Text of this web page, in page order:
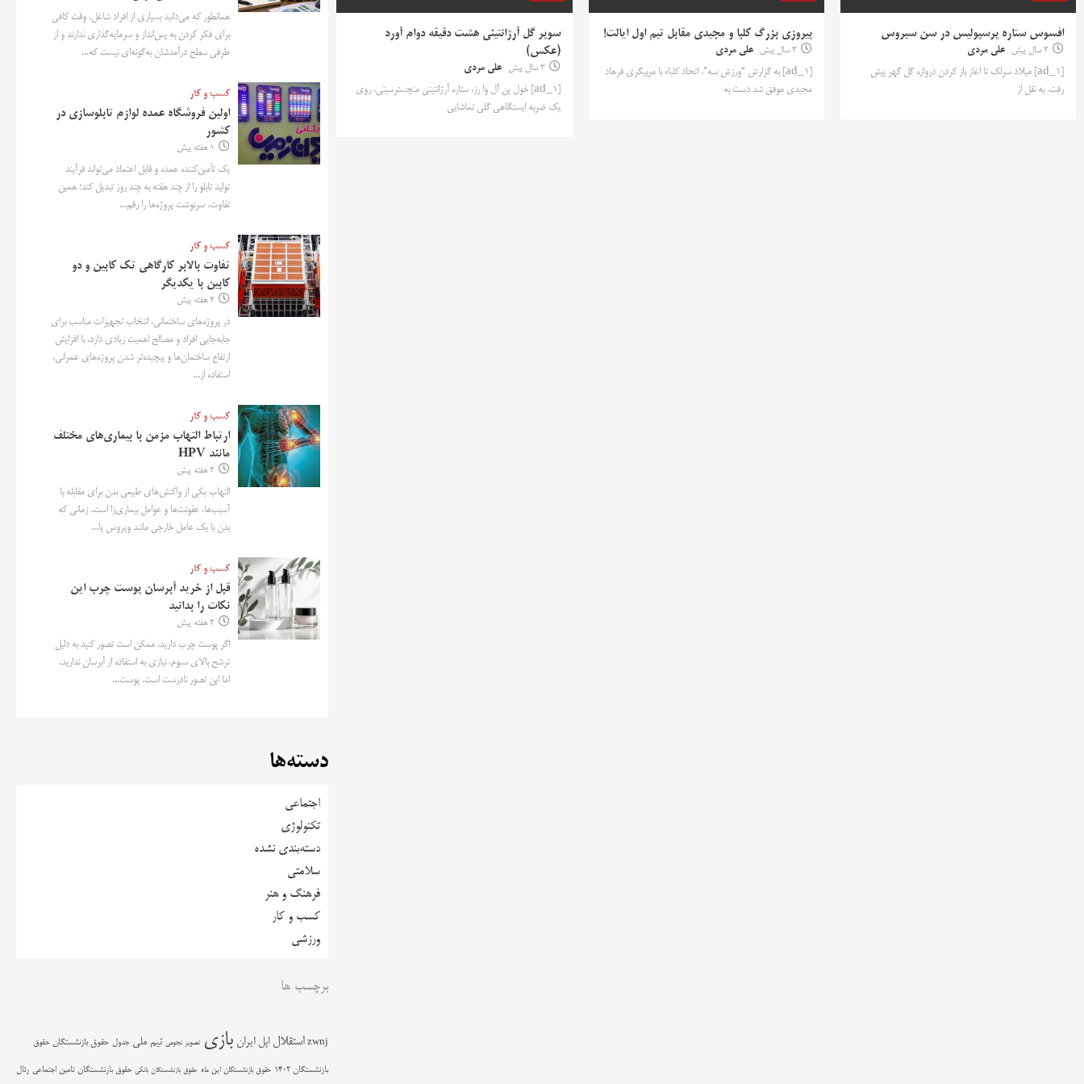
افسوس ستاره پرسپولیس در سن سیروس
2 سال پیش علی مردی
[ad_1] میلاد سرلک تا اغاز باز کردن دروازه گل گهر پیش
رفت. به نقل از
پیروزی بزرگ کلبا و مجیدی مقابل تیم اول ایالت!
3 سال پیش علی مردی
[ad_1] به گزارش “ورزش سه”، اتحاد کلباء با مربیگری فرهاد
مجیدی موفق شد دست به
سوپر گل آرژانتینی هشت دقیقه دوام آورد
(عکس)
3 سال پیش علی مردی
[ad_1] خول ین آل وا رز، ستاره آرژانتینی منچسترسیتی، روی
یک ضربه ایستگاهی گلی تماشایی
همانطور که می‌دانید بسیاری از افراد شاغل، وقت کافی
برای فکر کردن به پس‌انداز و سرمایه‌گذاری ندارند و از
طرفی سطح درآمدشان به‌گونه‌ای نیست که...
کسب و کار
اولین فروشگاه عمده لوازم تابلوسازی در
کشور
1 هفته پیش
یک تأمین‌کننده عمده و قابل اعتماد می‌تواند فرآیند
تولید تابلو را از چند هفته به چند روز تبدیل کند؛ همین
تفاوت، سرنوشت پروژه‌ها را رقم...
کسب و کار
تفاوت بالابر کارگاهی تک کابین و دو
کابین با یکدیگر
2 هفته پیش
در پروژه‌های ساختمانی، انتخاب تجهیزات مناسب برای
جابه‌جایی افراد و مصالح اهمیت زیادی دارد. با افزایش
ارتفاع ساختمان‌ها و پیچیده‌تر شدن پروژه‌های عمرانی،
استفاده از...
کسب و کار
ارتباط التهاب مزمن با بیماری‌های مختلف
مانند HPV
2 هفته پیش
التهاب یکی از واکنش‌های طبیعی بدن برای مقابله با
آسیب‌ها، عفونت‌ها و عوامل بیماری‌زا است. زمانی که
بدن با یک عامل خارجی مانند ویروس یا...
کسب و کار
قبل از خرید آبرسان پوست چرب این
نکات را بدانید
2 هفته پیش
اگر پوست چرب دارید، ممکن است تصور کنید به دلیل
ترشح بالای سبوم، نیازی به استفاده از آبرسان ندارید.
اما این تصور نادرست است. پوست...
دسته‌ها
اجتماعی
تکنولوژی
دسته‌بندی نشده
سلامتی
فرهنگ و هنر
کسب و کار
ورزشی
برچسب ها
zwnj استقلال اپل ایران بازی تصویر نجومی تیم ملی جدول حقوق بازنشستگان حقوق
بازنشستگان 1402 حقوق بازنشستگان این ماه حقوق بازنشستگان بانکی حقوق بازنشستگان تامین اجتماعی رئال